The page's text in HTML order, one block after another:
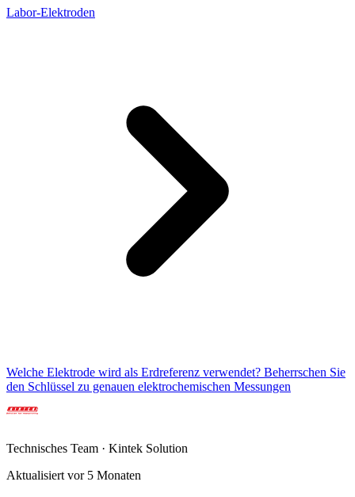
Labor-Elektroden
Welche Elektrode wird als Erdreferenz verwendet? Beherrschen Sie
den Schlüssel zu genauen elektrochemischen Messungen
Technisches Team · Kintek Solution
Aktualisiert vor 5 Monaten